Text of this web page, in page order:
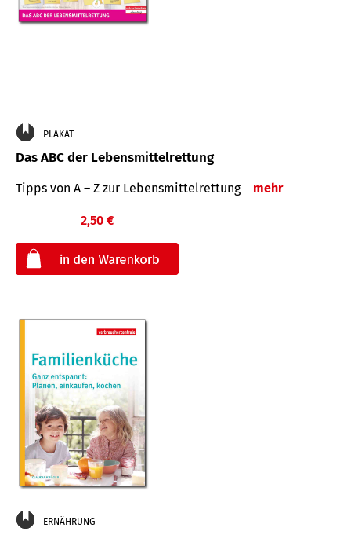
PLAKAT
Das ABC der Lebensmittelrettung
Tipps von A – Z zur Lebensmittelrettung mehr
2,50 €
ERNÄHRUNG